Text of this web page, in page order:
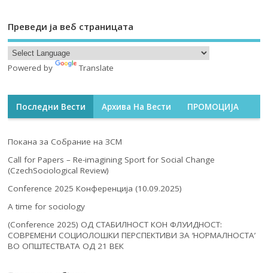
Преведи ја веб страницата
Powered by Translate
Последни Вести Архива На Вести ПРОМОЦИЈА
Покана за Собрание на ЗСМ
Call for Papers – Re-imagining Sport for Social Change
(CzechSociological Review)
Conference 2025 Конференција (10.09.2025)
A time for sociology
(Conference 2025) ОД СТАБИЛНОСТ КОН ФЛУИДНОСТ:
СОВРЕМЕНИ СОЦИОЛОШКИ ПЕРСПЕКТИВИ ЗА ‘НОРМАЛНОСТА’
ВО ОПШТЕСТВАТА ОД 21 ВЕК